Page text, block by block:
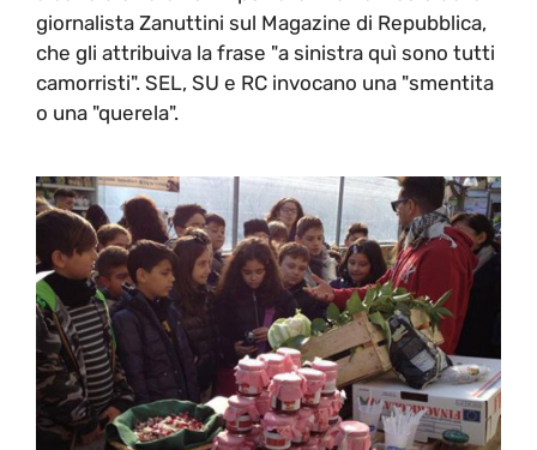
giornalista Zanuttini sul Magazine di Repubblica,
che gli attribuiva la frase "a sinistra quì sono tutti
camorristi". SEL, SU e RC invocano una "smentita
o una "querela".